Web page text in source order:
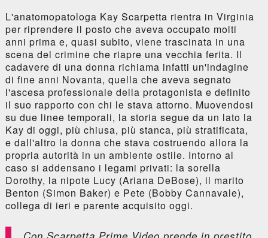
L'anatomopatologa Kay Scarpetta rientra in Virginia
per riprendere il posto che aveva occupato molti
anni prima e, quasi subito, viene trascinata in una
scena del crimine che riapre una vecchia ferita. Il
cadavere di una donna richiama infatti un'indagine
di fine anni Novanta, quella che aveva segnato
l'ascesa professionale della protagonista e definito
il suo rapporto con chi le stava attorno. Muovendosi
su due linee temporali, la storia segue da un lato la
Kay di oggi, più chiusa, più stanca, più stratificata,
e dall'altro la donna che stava costruendo allora la
propria autorità in un ambiente ostile. Intorno al
caso si addensano i legami privati: la sorella
Dorothy, la nipote Lucy (Ariana DeBose), il marito
Benton (Simon Baker) e Pete (Bobby Cannavale),
collega di ieri e parente acquisito oggi.